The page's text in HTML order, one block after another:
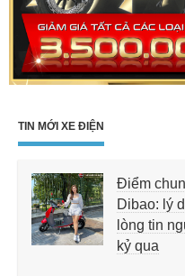
TIN MỚI XE ĐIỆN
Điểm
Dibao: lý
lòng tin
kỷ qua